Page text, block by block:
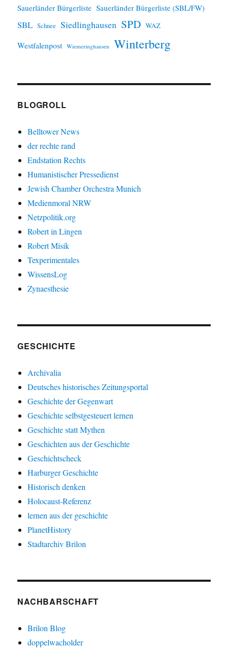
Sauerländer Bürgerliste Sauerländer Bürgerliste (SBL/FW)
SBL Schnee Siedlinghausen SPD WAZ
Westfalenpost Wiemeringhausen Winterberg
BLOGROLL
Belltower News
der rechte rand
Endstation Rechts
Humanistischer Pressedienst
Jewish Chamber Orchestra Munich
Medienmoral NRW
Netzpolitik.org
Robert in Lingen
Robert Misik
Texperimentales
WissensLog
Zynaesthesie
GESCHICHTE
Archivalia
Deutsches historisches Zeitungsportal
Geschichte der Gegenwart
Geschichte selbstgesteuert lernen
Geschichte statt Mythen
Geschichten aus der Geschichte
Geschichtscheck
Harburger Geschichte
Historisch denken
Holocaust-Referenz
lernen aus der geschichte
PlanetHistory
Stadtarchiv Brilon
NACHBARSCHAFT
Brilon Blog
doppelwacholder